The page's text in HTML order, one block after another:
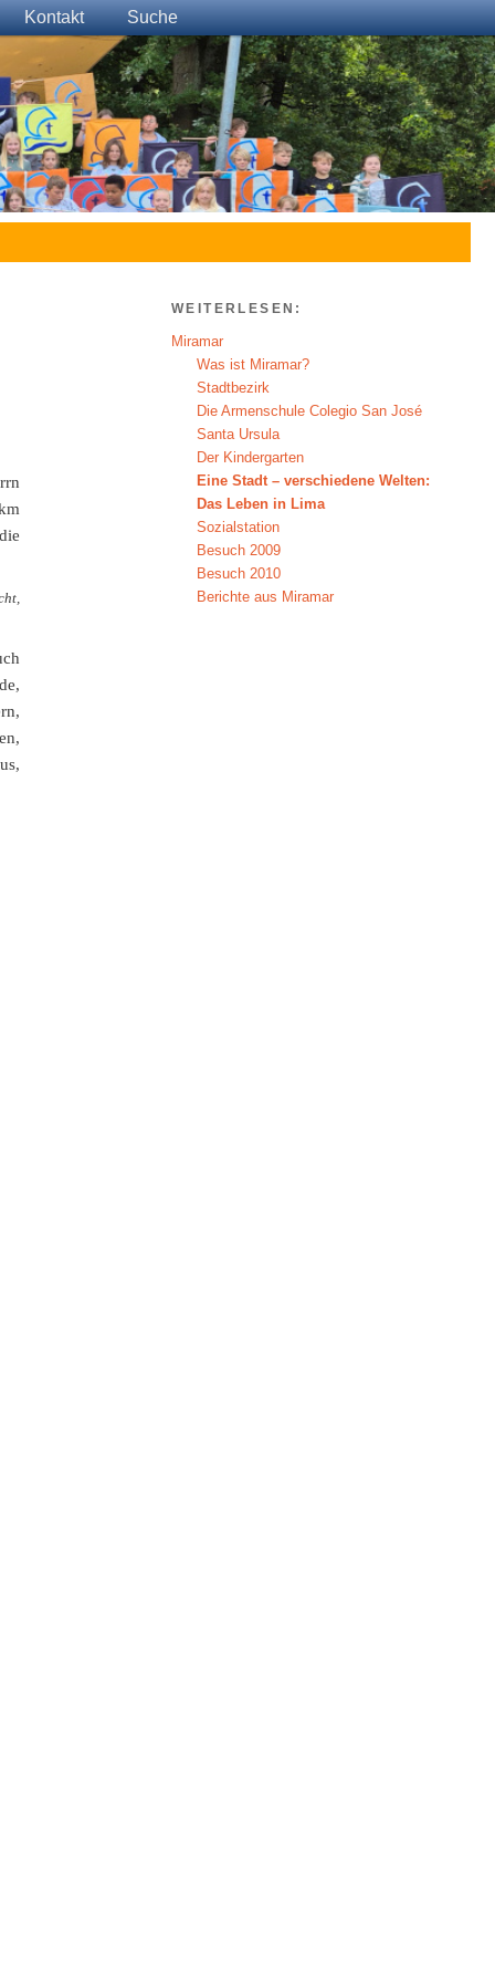
Kontakt Suche
WEITERLESEN:
Miramar
Was ist Miramar?
Stadtbezirk
Die Armenschule Colegio San José
Santa Ursula
Der Kindergarten
Eine Stadt – verschiedene Welten:
Das Leben in Lima
Sozialstation
Besuch 2009
Besuch 2010
Berichte aus Miramar